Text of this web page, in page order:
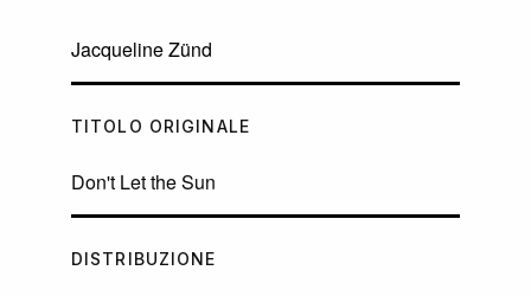
Jacqueline Zünd
TITOLO ORIGINALE
Don't Let the Sun
DISTRIBUZIONE